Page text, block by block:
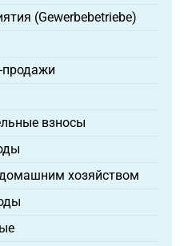
(Gewerbebetriebe)
продажи
взносы
хозяйством